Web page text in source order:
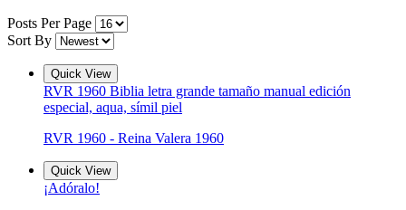
Posts Per Page
Sort By
Quick View
RVR 1960 Biblia letra grande tamaño manual edición
especial, aqua, símil piel
RVR 1960 - Reina Valera 1960
Quick View
¡Adóralo!